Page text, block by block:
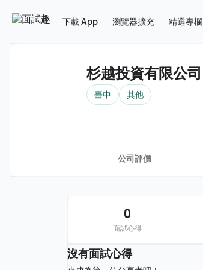
下載 App 瀏覽器擴充 精選專欄
杉越投資有限公司
臺中 其他
公司評價
0
面試心得
沒有面試心得